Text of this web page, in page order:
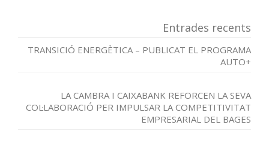
Entrades recents
TRANSICIÓ ENERGÈTICA – PUBLICAT EL PROGRAMA
AUTO+
LA CAMBRA I CAIXABANK REFORCEN LA SEVA
COL·LABORACIÓ PER IMPULSAR LA COMPETITIVITAT
EMPRESARIAL DEL BAGES